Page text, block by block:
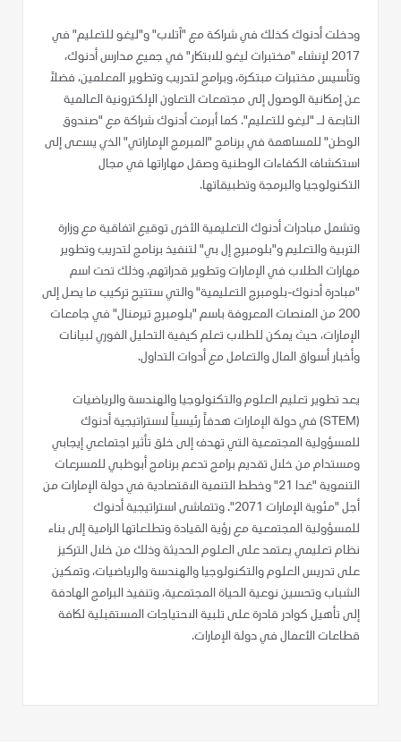
ودخلت أدنوك كذلك في شراكة مع "آتلاب" و"ليغو للتعليم" في
2017 لإنشاء "مختبرات ليغو للابتكار" في جميع مدارس أدنوك،
وتأسيس مختبرات مبتكرة، وبرامج لتدريب وتطوير المعلمين، فضلاً
عن إمكانية الوصول إلى مجتمعات التعاون الإلكترونية العالمية
التابعة لـ "ليغو للتعليم". كما أبرمت أدنوك شراكة مع "صندوق
الوطن" للمساهمة في برنامج "المبرمج الإماراتي" الذي يسعى إلى
استكشاف الكفاءات الوطنية وصقل مهاراتها في مجال
التكنولوجيا والبرمجة وتطبيقاتها.
وتشمل مبادرات أدنوك التعليمية الأخرى توقيع اتفاقية مع وزارة
التربية والتعليم و"بلومبرج إل بي" لتنفيذ برنامج لتدريب وتطوير
مهارات الطلاب في الإمارات وتطوير قدراتهم، وذلك تحت اسم
"مبادرة أدنوك-بلومبرج التعليمية" والتي ستتيح تركيب ما يصل إلى
200 من المنصات المعروفة باسم "بلومبرج تيرمنال" في جامعات
الإمارات، حيث يمكن للطلاب تعلم كيفية التحليل الفوري لبيانات
وأخبار أسواق المال والتعامل مع أدوات التداول.
يعد تطوير تعليم العلوم والتكنولوجيا والهندسة والرياضيات
(STEM) في دولة الإمارات هدفاً رئيسياً لاستراتيجية أدنوك
للمسؤولية المجتمعية التي تهدف إلى خلق تأثير اجتماعي إيجابي
ومستدام من خلال تقديم برامج تدعم برنامج أبوظبي للمسرعات
التنموية "غدا 21" وخطط التنمية الاقتصادية في دولة الإمارات من
أجل "مئوية الإمارات 2071". وتتماشى استراتيجية أدنوك
للمسؤولية المجتمعية مع رؤية القيادة وتطلعاتها الرامية إلى بناء
نظام تعليمي يعتمد على العلوم الحديثة وذلك من خلال التركيز
على تدريس العلوم والتكنولوجيا والهندسة والرياضيات، وتمكين
الشباب وتحسين نوعية الحياة المجتمعية، وتنفيذ البرامج الهادفة
إلى تأهيل كوادر قادرة على تلبية الاحتياجات المستقبلية لكافة
قطاعات الأعمال في دولة الإمارات.